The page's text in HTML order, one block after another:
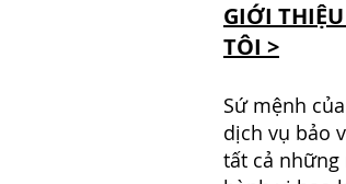
GIỚI
TÔI >
Sứ mệnh
dịch vụ bảo
tất cả